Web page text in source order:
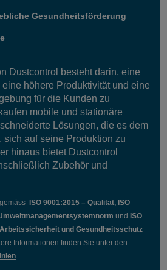
Gesundheitsförderung
Dustcontrol besteht darin, eine
höhere Produktivität und eine
für die Kunden zu
mobile und stationäre
Lösungen, die es dem
sich auf seine Produktion zu
hinaus bietet Dustcontrol
Zubehör und
ISO 9001:2015 – Qualität, ISO
und ISO
und Gesundheitsschutz
Informationen finden Sie unter den